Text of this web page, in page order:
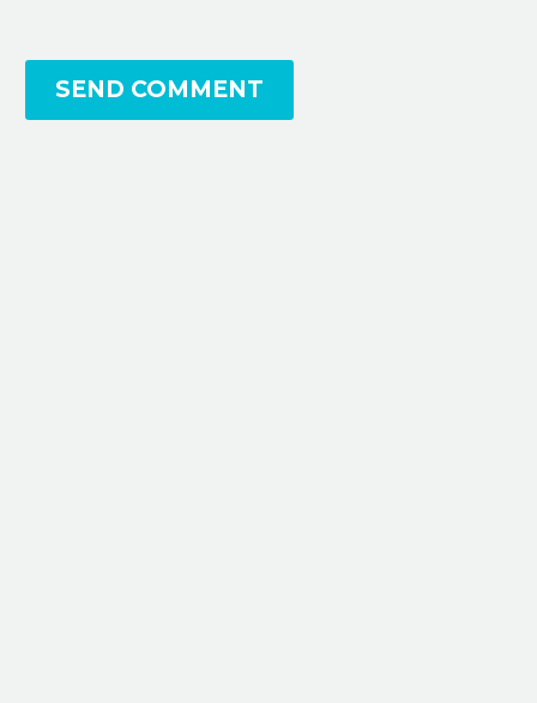
SEND COMMENT